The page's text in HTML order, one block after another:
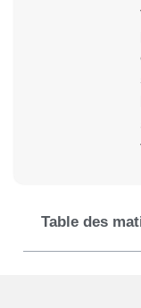
Table des